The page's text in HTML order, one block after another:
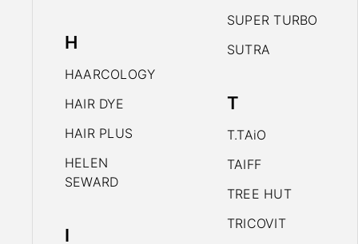
H
HAARCOLOGY
HAIR DYE
HAIR PLUS
HELEN
SEWARD
I
SUPER TURBO
SUTRA
T
T.TAiO
TAIFF
TREE HUT
TRICOVIT